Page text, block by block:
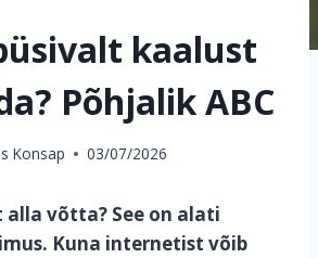
kaalust
Põhjalik ABC
Konsap 03/07/2026
alla võtta? See on alati
Kuna internetist võib